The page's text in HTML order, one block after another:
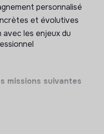
personnalisé
et évolutives
les enjeux du
missions suivantes